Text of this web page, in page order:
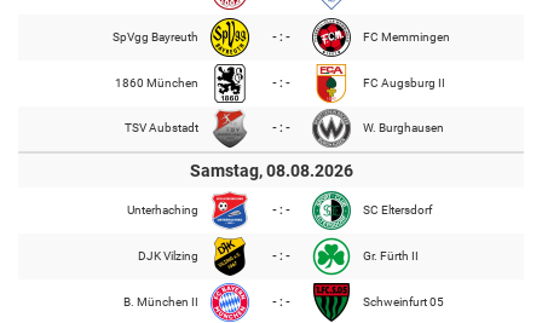
SpVgg Bayreuth - : - FC Memmingen
1860 München - : - FC Augsburg II
TSV Aubstadt - : - W. Burghausen
Samstag, 08.08.2026
Unterhaching - : - SC Eltersdorf
DJK Vilzing - : - Gr. Fürth II
B. München II - : - Schweinfurt 05